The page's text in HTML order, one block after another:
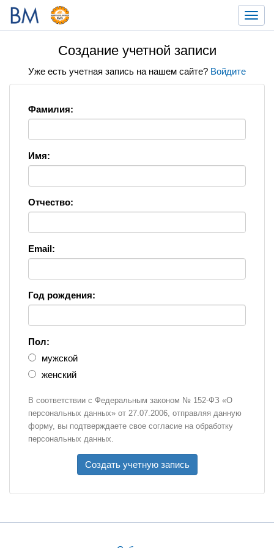
Создание учетной записи
Уже есть учетная запись на нашем сайте? Войдите
Фамилия:
Имя:
Отчество:
Email:
Год рождения:
Пол:
мужской
женский
В соответствии с Федеральным законом № 152-ФЗ «О
персональных данных» от 27.07.2006, отправляя данную
форму, вы подтверждаете свое согласие на обработку
персональных данных.
Создать учетную запись